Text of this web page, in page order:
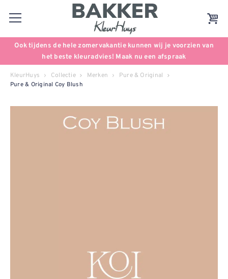
Ook tijdens de hele zomervakantie kunnen wij je voorzien van
het beste kleuradvies! Maak nu een afspraak
KleurHuys Collectie Merken Pure & Original
Pure & Original Coy Blush